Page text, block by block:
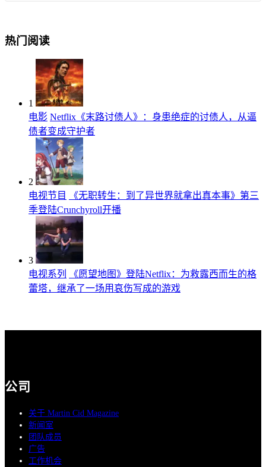
热门阅读
1
电影 Netflix《末路讨债人》：身患绝症的讨债人，从逼
债者变成守护者
2
电视节目
《无职转生：到了异世界就拿出真本事》第三
季登陆Crunchyroll开播
3
电视系列
《愿望地图》登陆Netflix：为救露西而生的格
蕾塔，继承了一场用哀伤写成的游戏
公司
关于 Martin Cid Magazine
新闻室
团队成员
广告
工作机会